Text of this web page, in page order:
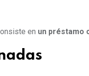
en un préstamo